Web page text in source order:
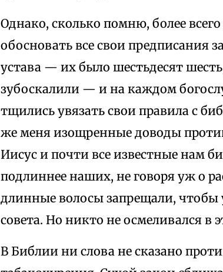
Однако, сколько помню, более
обосновать все свои
устава — их было шестьдесят
зубоскалили — и на каждом
тщились увязать свои правила с
же меня изощренные доводы
Иисус и почти все известные нам
подлиннее наших, не говоря уж о
длинные волосы запрещали, чтобы
совета. Но никто не осмеливался в
В Библии ни слова не сказано